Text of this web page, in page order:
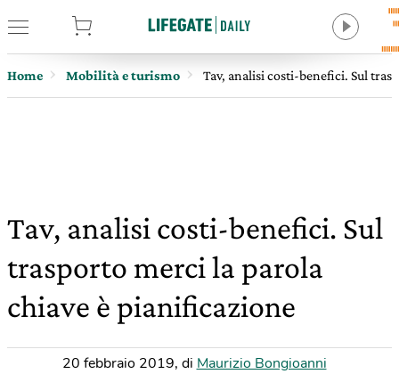
Home Mobilità e turismo Tav, analisi costi-benefici. Sul
Tav, analisi costi-benefici. Sul
trasporto merci la parola
chiave è pianificazione
20 febbraio 2019, di Maurizio Bongioanni